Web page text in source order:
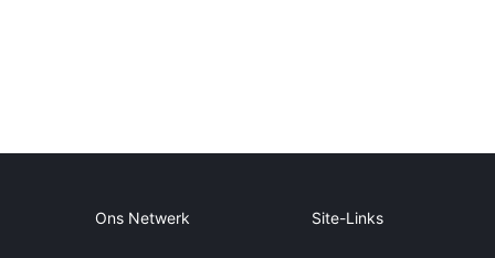
Ons Netwerk Site-Links